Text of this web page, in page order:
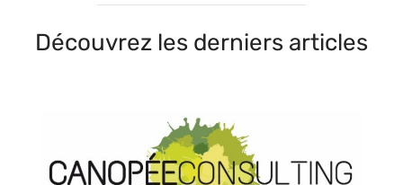
Découvrez les derniers articles